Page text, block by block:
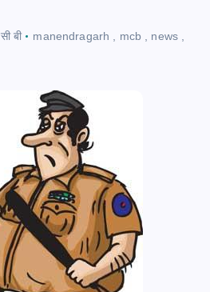
बी manendragarh mcb, news,